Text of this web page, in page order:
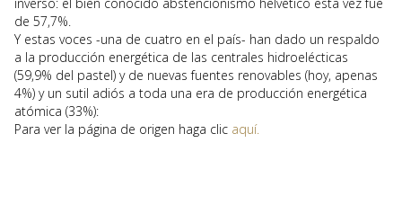
de 57,7%.
Y estas voces -una de cuatro en el país- han dado un respaldo
a la producción energética de las centrales hidroelécticas
(59,9% del pastel) y de nuevas fuentes renovables (hoy, apenas
4%) y un sutil adiós a toda una era de producción energética
atómica (33%):
Para ver la página de origen haga clic aquí.